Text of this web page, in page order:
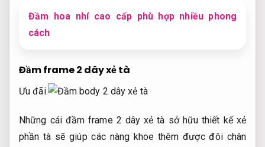
Đầm hoa nhí cao cấp phù hợp nhiều phong
cách
Đầm frame 2 dây xẻ tà
Ưu đãi.
Những cái đầm frame 2 dây xẻ tà sở hữu thiết kế xẻ
phần tà sẽ giúp các nàng khoe thêm được đôi chân